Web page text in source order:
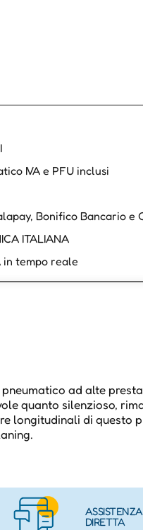
IVA e PFU inclusi
Bonifico Bancario e
ITALIANA
in tempo reale
ad alte
quanto silenzioso,
longitudinali di questo
ASSISTENZA
DIRETTA